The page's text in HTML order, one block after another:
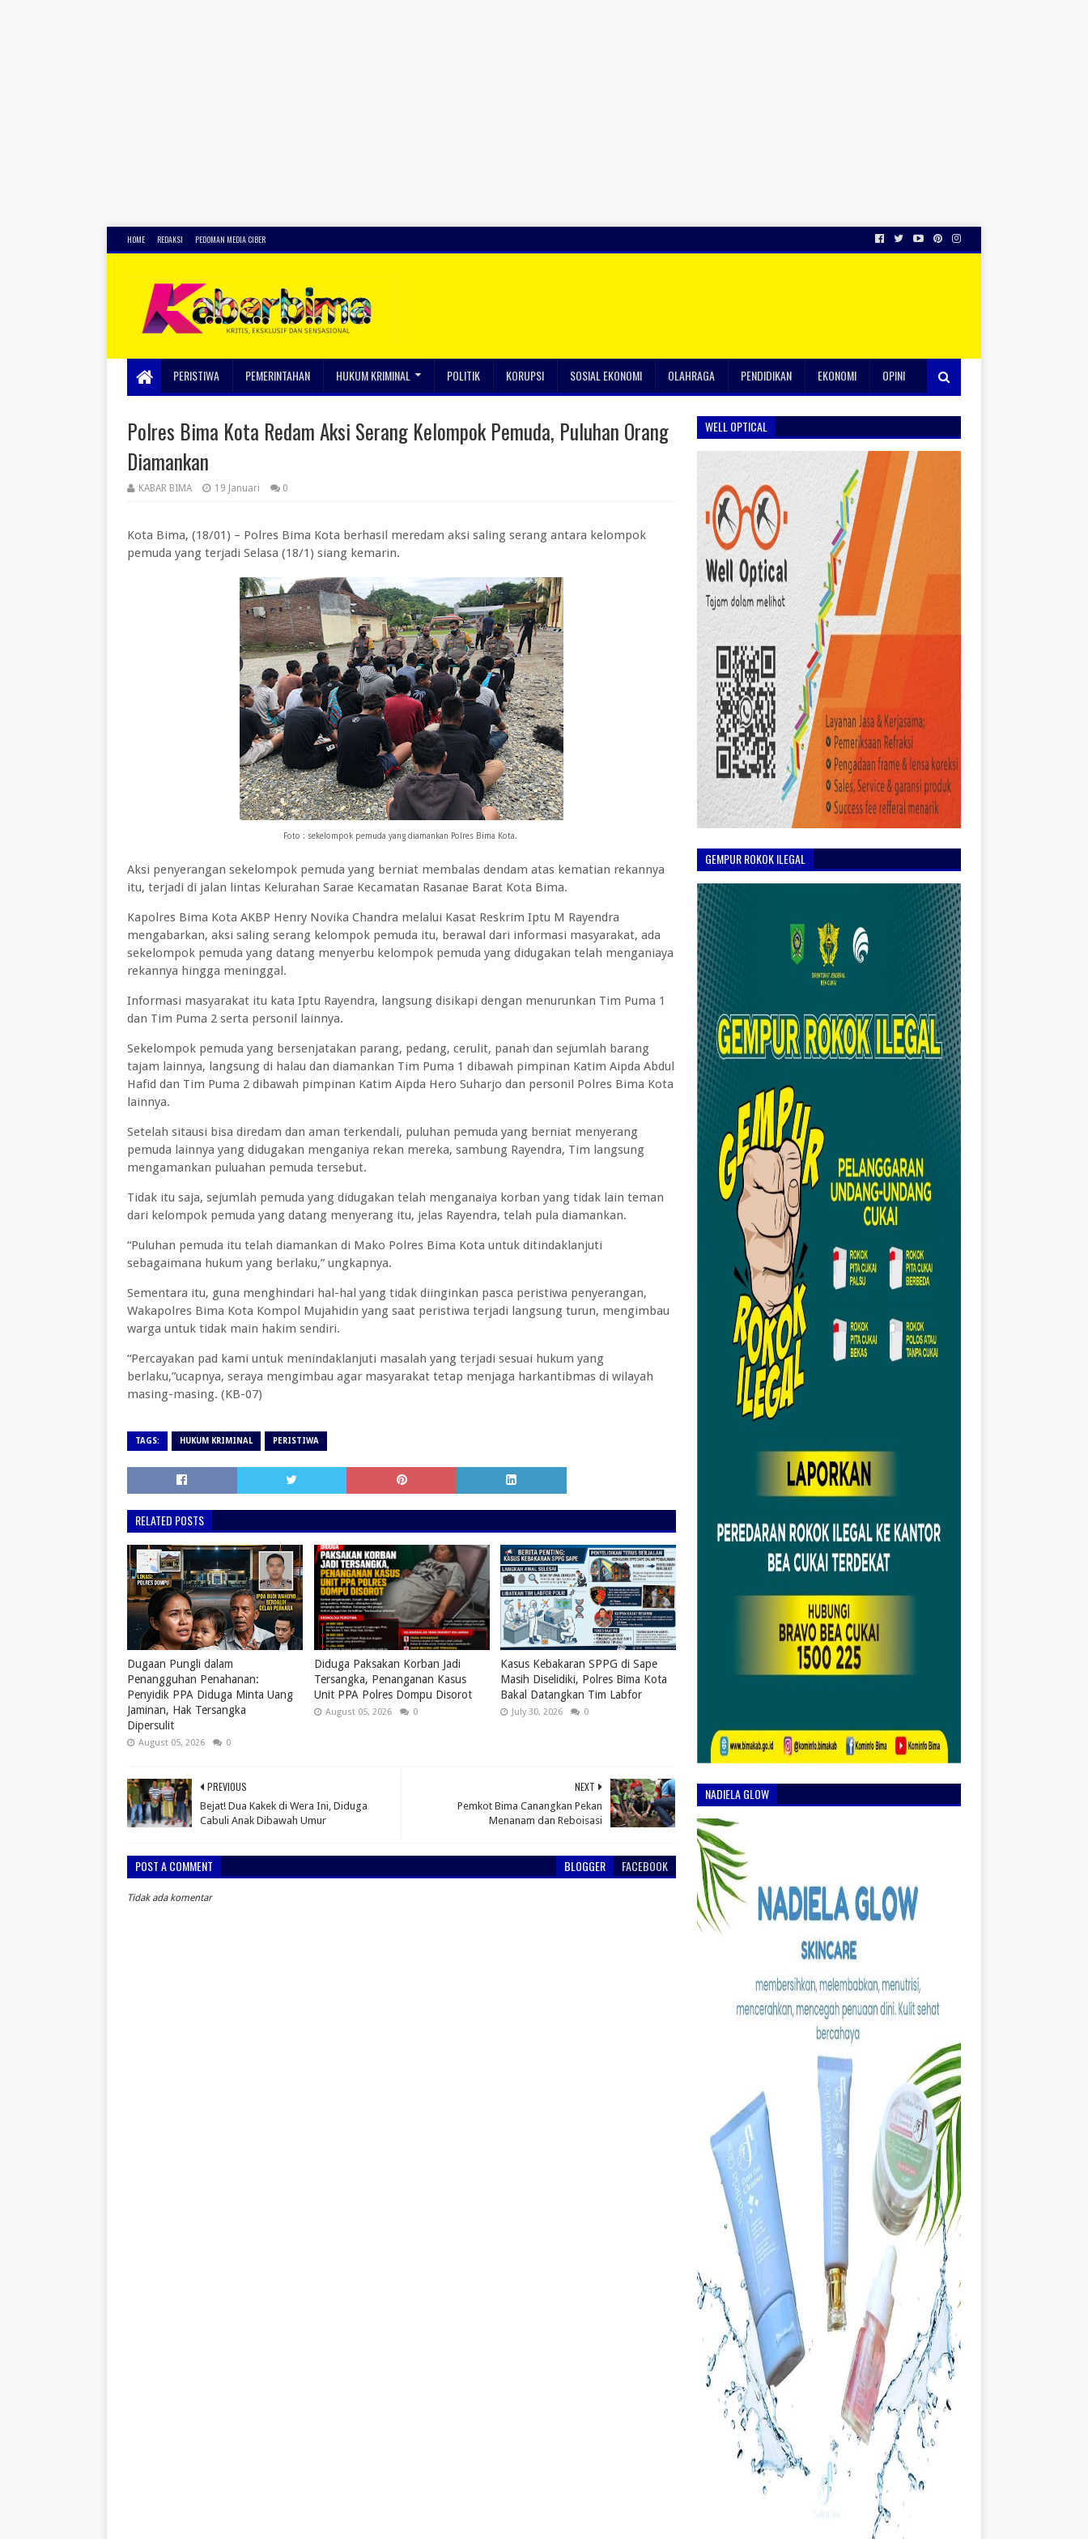
HOME REDAKSI PEDOMAN MEDIA CIBER
PERISTIWA PEMERINTAHAN HUKUM KRIMINAL POLITIK KORUPSI SOSIAL EKONOMI OLAHRAGA PENDIDIKAN EKONOMI OPINI
Polres Bima Kota Redam Aksi Serang Kelompok Pemuda, Puluhan Orang
Diamankan
KABAR BIMA 19 Januari 0
Kota Bima, (18/01) – Polres Bima Kota berhasil meredam aksi saling serang antara kelompok
pemuda yang terjadi Selasa (18/1) siang kemarin.
Foto : sekelompok pemuda yang diamankan Polres Bima Kota.
Aksi penyerangan sekelompok pemuda yang berniat membalas dendam atas kematian rekannya
itu, terjadi di jalan lintas Kelurahan Sarae Kecamatan Rasanae Barat Kota Bima.
Kapolres Bima Kota AKBP Henry Novika Chandra melalui Kasat Reskrim Iptu M Rayendra
mengabarkan, aksi saling serang kelompok pemuda itu, berawal dari informasi masyarakat, ada
sekelompok pemuda yang datang menyerbu kelompok pemuda yang didugakan telah menganiaya
rekannya hingga meninggal.
Informasi masyarakat itu kata Iptu Rayendra, langsung disikapi dengan menurunkan Tim Puma 1
dan Tim Puma 2 serta personil lainnya.
Sekelompok pemuda yang bersenjatakan parang, pedang, cerulit, panah dan sejumlah barang
tajam lainnya, langsung di halau dan diamankan Tim Puma 1 dibawah pimpinan Katim Aipda Abdul
Hafid dan Tim Puma 2 dibawah pimpinan Katim Aipda Hero Suharjo dan personil Polres Bima Kota
lainnya.
Setelah sitausi bisa diredam dan aman terkendali, puluhan pemuda yang berniat menyerang
pemuda lainnya yang didugakan menganiya rekan mereka, sambung Rayendra, Tim langsung
mengamankan puluahan pemuda tersebut.
Tidak itu saja, sejumlah pemuda yang didugakan telah menganaiya korban yang tidak lain teman
dari kelompok pemuda yang datang menyerang itu, jelas Rayendra, telah pula diamankan.
“Puluhan pemuda itu telah diamankan di Mako Polres Bima Kota untuk ditindaklanjuti
sebagaimana hukum yang berlaku,” ungkapnya.
Sementara itu, guna menghindari hal-hal yang tidak diinginkan pasca peristiwa penyerangan,
Wakapolres Bima Kota Kompol Mujahidin yang saat peristiwa terjadi langsung turun, mengimbau
warga untuk tidak main hakim sendiri.
“Percayakan pad kami untuk menindaklanjuti masalah yang terjadi sesuai hukum yang
berlaku,”ucapnya, seraya mengimbau agar masyarakat tetap menjaga harkantibmas di wilayah
masing-masing. (KB-07)
TAGS: HUKUM KRIMINAL PERISTIWA
RELATED POSTS
Dugaan Pungli dalam
Penangguhan Penahanan:
Penyidik PPA Diduga Minta Uang
Jaminan, Hak Tersangka
Dipersulit
August 05, 2026 0
Diduga Paksakan Korban Jadi
Tersangka, Penanganan Kasus
Unit PPA Polres Dompu Disorot
August 05, 2026 0
Kasus Kebakaran SPPG di Sape
Masih Diselidiki, Polres Bima Kota
Bakal Datangkan Tim Labfor
July 30, 2026 0
NEXT
Pemkot Bima Canangkan Pekan
Menanam dan Reboisasi
PREVIOUS
Bejat! Dua Kakek di Wera Ini, Diduga
Cabuli Anak Dibawah Umur
POST A COMMENT BLOGGER FACEBOOK
Tidak ada komentar
WELL OPTICAL
GEMPUR ROKOK ILEGAL
NADIELA GLOW